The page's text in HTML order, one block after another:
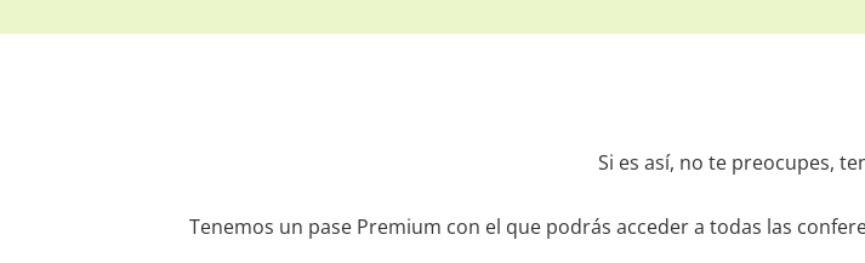
Si es así, no te preocupes,
Tenemos un pase Premium con el que podrás acceder a todas las